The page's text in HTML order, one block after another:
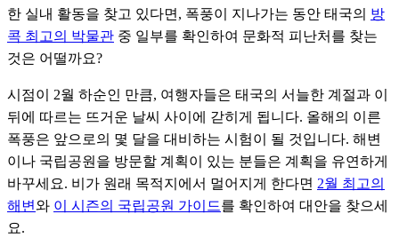
한 실내 활동을 찾고 있다면, 폭풍이 지나가는 동안 태국의 방
콕 최고의 박물관 중 일부를 확인하여 문화적 피난처를 찾는
것은 어떨까요?
시점이 2월 하순인 만큼, 여행자들은 태국의 서늘한 계절과 이
뒤에 따르는 뜨거운 날씨 사이에 갇히게 됩니다. 올해의 이른
폭풍은 앞으로의 몇 달을 대비하는 시험이 될 것입니다. 해변
이나 국립공원을 방문할 계획이 있는 분들은 계획을 유연하게
바꾸세요. 비가 원래 목적지에서 멀어지게 한다면 2월 최고의
해변와 이 시즌의 국립공원 가이드를 확인하여 대안을 찾으세
요.